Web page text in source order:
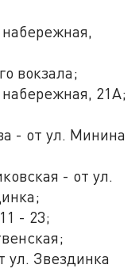
вокзала;
21А;
- от ул. Минина
- от ул.
- 23;
ул. Звездинка